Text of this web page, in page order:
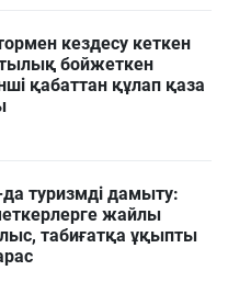
кездесу кеткен
бойжеткен
қабаттан құлап қаза
туризмді дамыту:
жайлы
табиғатқа ұқыпты